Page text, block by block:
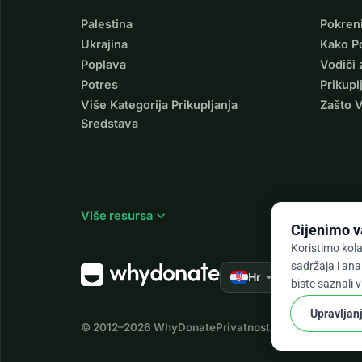
Palestina
Ukrajina
Poplava
Potres
Više Kategorija Prikupljanja
Sredstava
Kako
Vodiči
Zašto
Više resursa expand_more
Hr arrow_drop_down ★★★★★
© 2012–2026 WhyDonatePrivatnost i kolačići
Cijenimo
Koristimo
sadržaja i
biste saznali